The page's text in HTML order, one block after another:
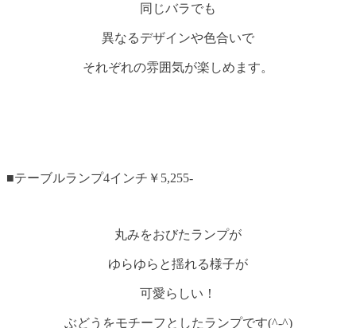
同じバラでも
異なるデザインや色合いで
それぞれの雰囲気が楽しめます。
■テーブルランプ4インチ￥5,255-
丸みをおびたランプが
ゆらゆらと揺れる様子が
可愛らしい！
ぶどうをモチーフとしたランプです(^-^)